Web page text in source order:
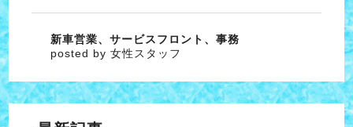
新車営業、サービスフロント、事務
posted by 女性スタッフ